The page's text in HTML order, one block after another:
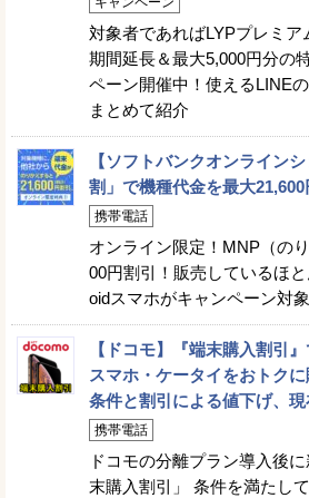
対象者であればLYPプレミ
期間延長＆最大5,000円分の
ペーン開催中！使えるLINE
まとめて紹介
【ソフトバンクオンライン
割」で機種代金を最大
携帯電話
オンライン限定！MNP（の
00円割引！販売しているほ
oidスマホがキャンペーン対象
【ドコモ】『端末購入割引
スマホ・ケータイをおトク
条件と割引による値下げ、
携帯電話
ドコモの分離プラン導入後
末購入割引」 条件を満たし